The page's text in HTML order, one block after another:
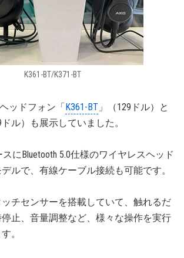
K361-BT/K371-BT
ッドフォン「K361-BT 」（129ドル）と
ドル）も展示していました。
スにBluetooth 5.0仕様のワイヤレスヘッド
ルで、有線ケーブル接続も可能です。
チセンサーを搭載していて、触れるだ
止、音量調整など、様々な操作を実行
。